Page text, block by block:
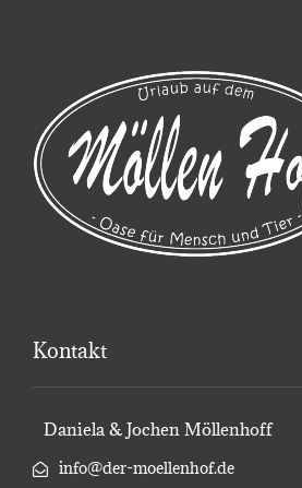
Kontakt
Daniela & Jochen Möllenhoff
info@der-moellenhof.de